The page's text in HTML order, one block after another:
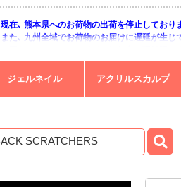
現在､ 熊本県へのお荷物の出荷を停止しており
また､ 九州全域でお荷物のお届けに遅延が生じ
ご不便をおかけいたしますが､ 何卒ご理解賜り
ジェルネイル アクリルスカルプ